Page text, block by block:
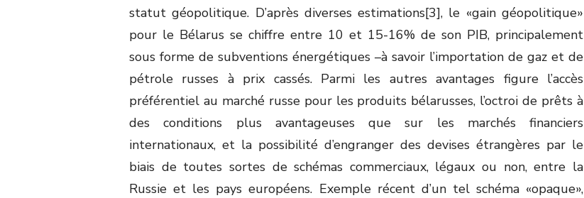
statut géopolitique. D’après diverses estimations[3], le «gain géopolitique»
pour le Bélarus se chiffre entre 10 et 15-16% de son PIB, principalement
sous forme de subventions énergétiques –à savoir l’importation de gaz et de
pétrole russes à prix cassés. Parmi les autres avantages figure l’accès
préférentiel au marché russe pour les produits bélarusses, l’octroi de prêts à
des conditions plus avantageuses que sur les marchés financiers
internationaux, et la possibilité d’engranger des devises étrangères par le
biais de toutes sortes de schémas commerciaux, légaux ou non, entre la
Russie et les pays européens. Exemple récent d’un tel schéma «opaque»,